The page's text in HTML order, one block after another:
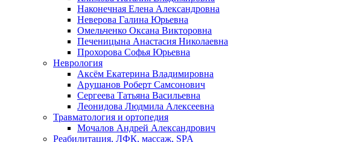
Наконечная Елена Александровна
Неверова Галина Юрьевна
Омельченко Оксана Викторовна
Печеницына Анастасия Николаевна
Прохорова Софья Юрьевна
Неврология
Аксём Екатерина Владимировна
Арушанов Роберт Самсонович
Сергеева Татьяна Васильевна
Леонидова Людмила Алексеевна
Травматология и ортопедия
Мочалов Андрей Александрович
Реабилитация, ЛФК, массаж, SPA